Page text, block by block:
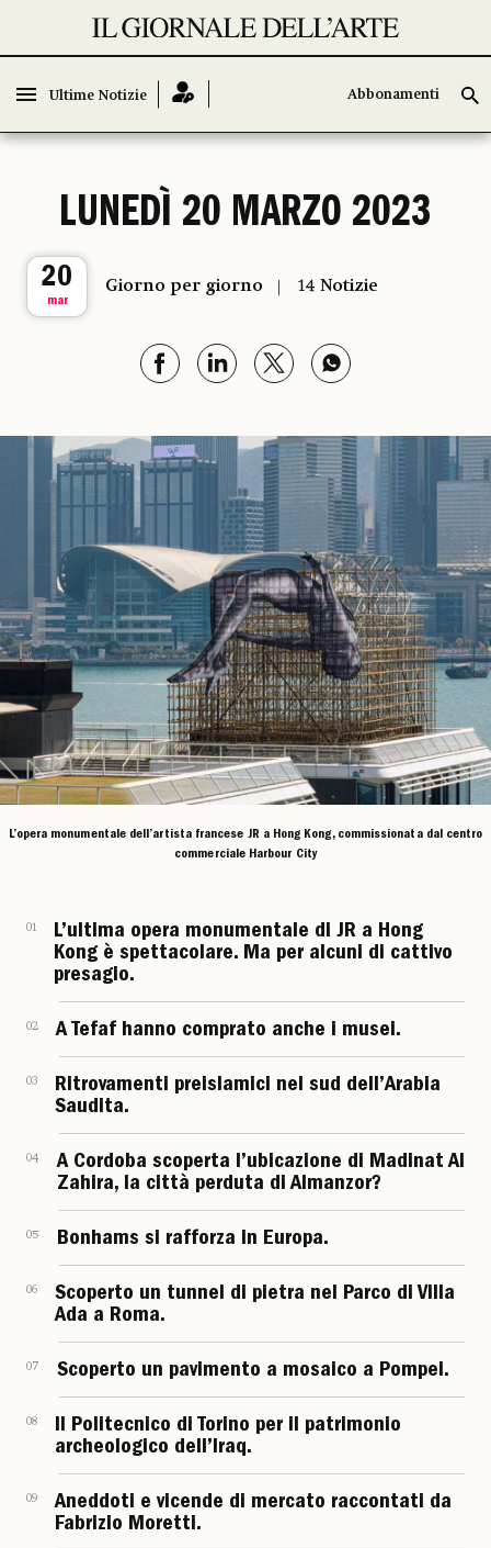
Ultime Notizie Abbonamenti
Ultime Notizie Abbonamenti
LUNEDÌ 20 MARZO 2023
20
mar
Giorno per giorno 14 Notizie
L’opera monumentale dell’artista francese JR a Hong Kong, commissionata dal centro
commerciale Harbour City
01
L’ultima opera monumentale di JR a Hong
Kong è spettacolare. Ma per alcuni di cattivo
presagio.
02 A Tefaf hanno comprato anche i musei.
03
Ritrovamenti preislamici nel sud dell’Arabia
Saudita.
04
A Cordoba scoperta l’ubicazione di Madinat Al
Zahira, la città perduta di Almanzor?
05 Bonhams si rafforza in Europa.
06
Scoperto un tunnel di pietra nel Parco di Villa
Ada a Roma.
07 Scoperto un pavimento a mosaico a Pompei.
08
Il Politecnico di Torino per il patrimonio
archeologico dell’Iraq.
09
Aneddoti e vicende di mercato raccontati da
Fabrizio Moretti.